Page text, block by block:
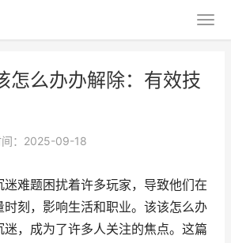
怎么办办解除：有效技
间：2025-09-18
难题困扰着许多玩家，导致他们在
时刻，影响生活和职业。该该怎么办
，成为了许多人关注的焦点。这篇